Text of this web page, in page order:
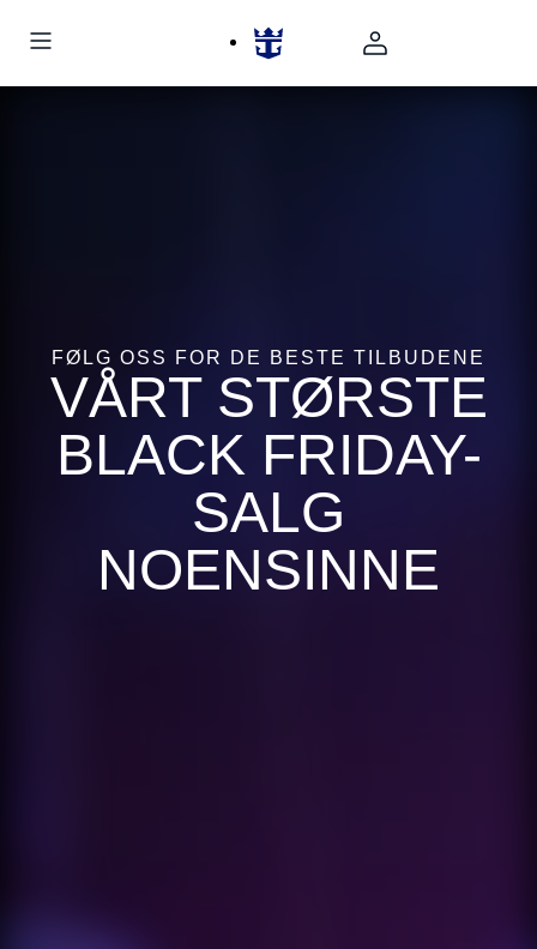
FØLG OSS FOR DE BESTE TILBUDENE
VÅRT STØRSTE
BLACK FRIDAY-
SALG
NOENSINNE